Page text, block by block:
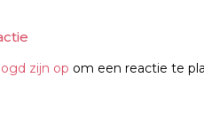
zijn op om een reactie te